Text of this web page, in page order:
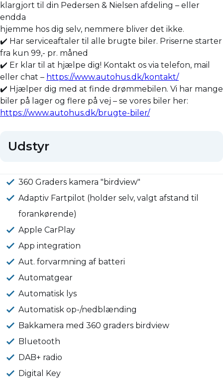
klargjort til din Pedersen & Nielsen afdeling – eller
endda
hjemme hos dig selv, nemmere bliver det ikke.
✔️ Har serviceaftaler til alle brugte biler. Priserne starter
fra kun 99,- pr. måned
✔️ Er klar til at hjælpe dig! Kontakt os via telefon, mail
eller chat – https://www.autohus.dk/kontakt/
✔️ Hjælper dig med at finde drømmebilen. Vi har mange
biler på lager og flere på vej – se vores biler her:
https://www.autohus.dk/brugte-biler/
Udstyr
360 Graders kamera "birdview"
Adaptiv Fartpilot (holder selv, valgt afstand til
forankørende)
Apple CarPlay
App integration
Aut. forvarmning af batteri
Automatgear
Automatisk lys
Automatisk op-/nedblænding
Bakkamera med 360 graders birdview
Bluetooth
DAB+ radio
Digital Key